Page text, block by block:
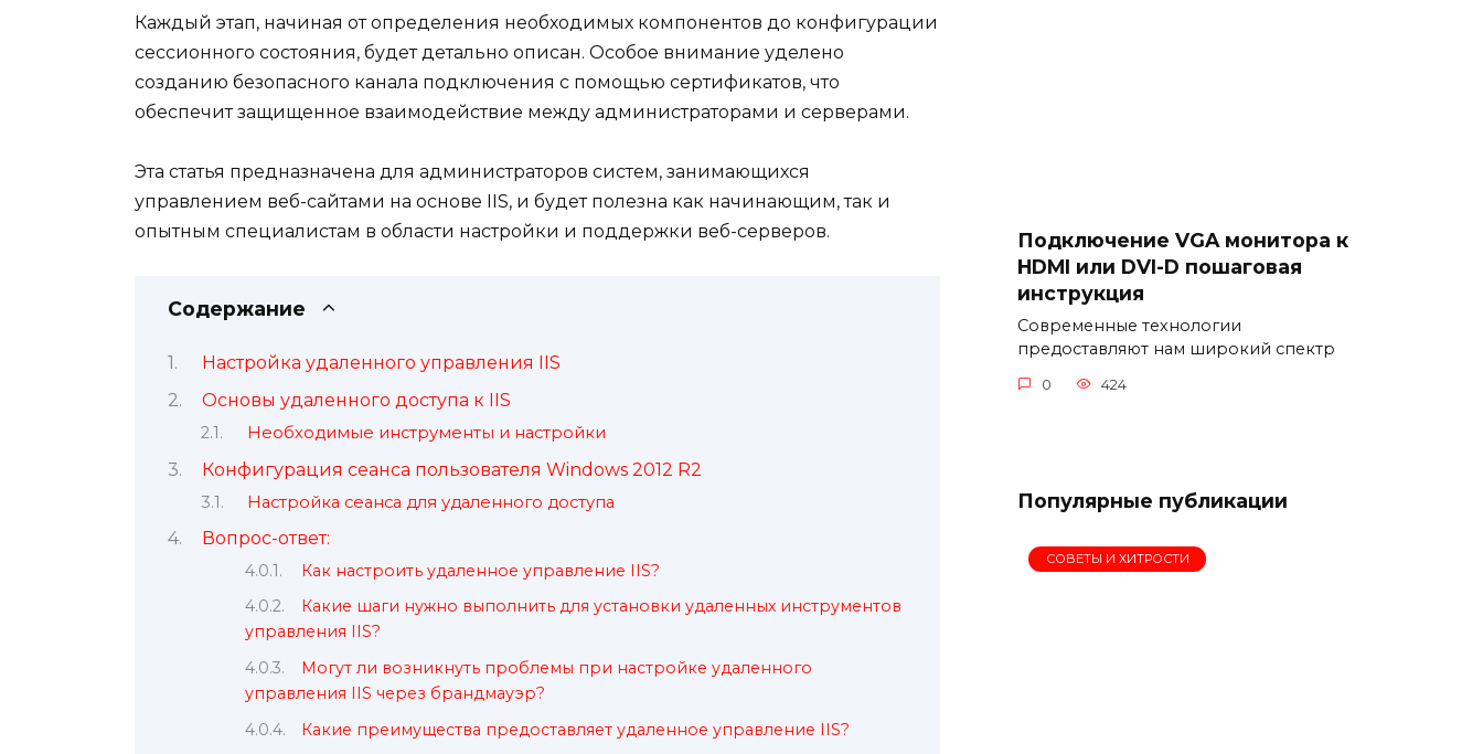
Каждый этап, начиная от определения необходимых компонентов до конфигурации
сессионного состояния, будет детально описан. Особое внимание уделено
созданию безопасного канала подключения с помощью сертификатов, что
обеспечит защищенное взаимодействие между администраторами и серверами.
Эта статья предназначена для администраторов систем, занимающихся
управлением веб-сайтами на основе IIS, и будет полезна как начинающим, так и
опытным специалистам в области настройки и поддержки веб-серверов.
Содержание
Настройка удаленного управления IIS
Основы удаленного доступа к IIS
Необходимые инструменты и настройки
Конфигурация сеанса пользователя Windows 2012 R2
Настройка сеанса для удаленного доступа
Вопрос-ответ:
Как настроить удаленное управление IIS?
Какие шаги нужно выполнить для установки удаленных инструментов
управления IIS?
Могут ли возникнуть проблемы при настройке удаленного
управления IIS через брандмауэр?
Какие преимущества предоставляет удаленное управление IIS?
Подключение VGA монитора к
HDMI или DVI-D пошаговая
инструкция
Современные технологии
предоставляют нам широкий спектр
0 424
Популярные публикации
СОВЕТЫ И ХИТРОСТИ